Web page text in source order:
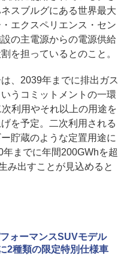
スブルグにある世界最大
エクスペリエンス・セン
の主電源からの電源供給
を担っているとのこと。
、2039年までに排出ガス
うコミットメントの一環
利用やそれ以上の用途を
を予定。二次利用される
貯蔵のような定置用途に
までに年間200GWhを超
み出すことが見込めると
ォーマンスSUVモデル
2種類の限定特別仕様車